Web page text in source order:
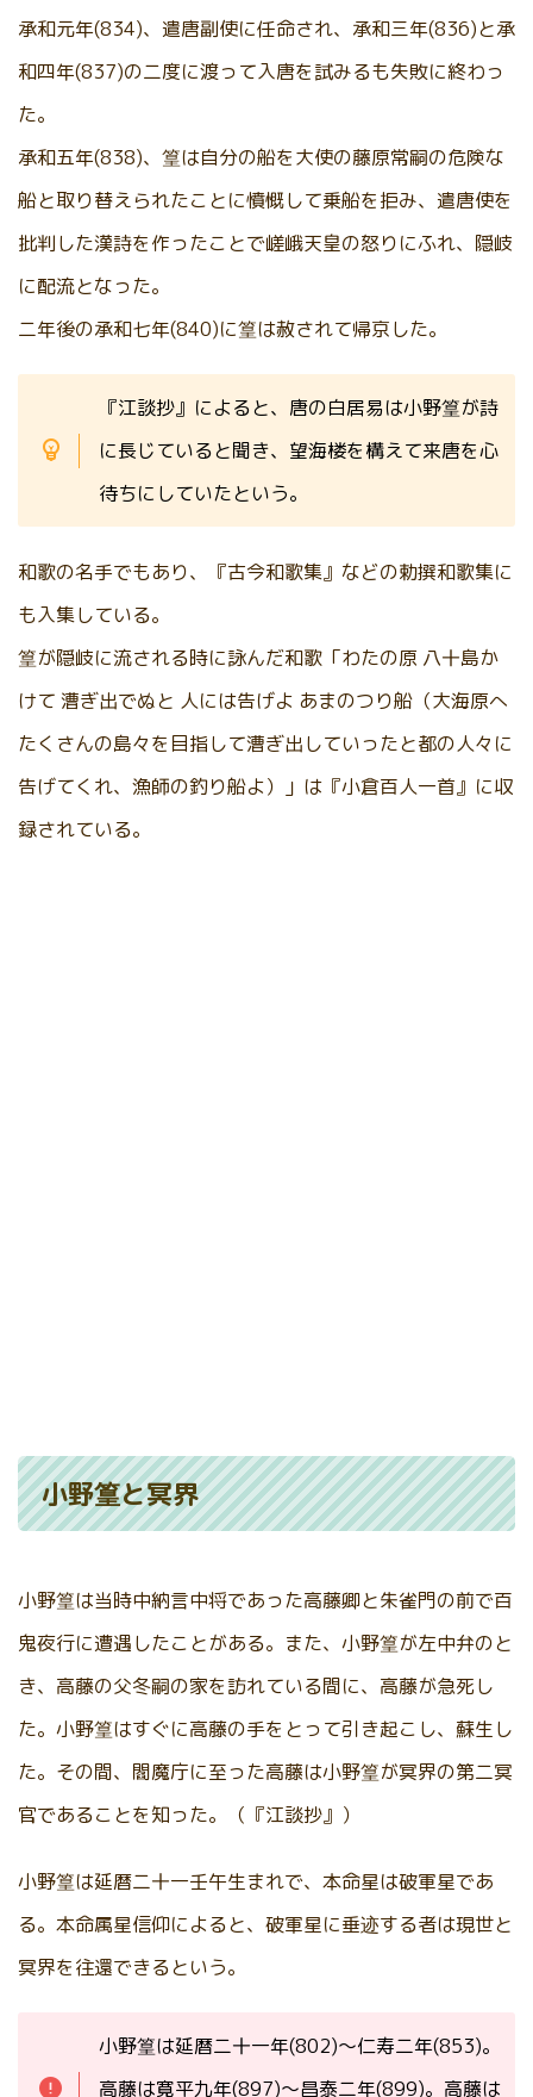
承和元年(834)、遣唐副使に任命され、承和三年(836)と承
和四年(837)の二度に渡って入唐を試みるも失敗に終わっ
た。
承和五年(838)、篁は自分の船を大使の藤原常嗣の危険な
船と取り替えられたことに憤慨して乗船を拒み、遣唐使を
批判した漢詩を作ったことで嵯峨天皇の怒りにふれ、隠岐
に配流となった。
二年後の承和七年(840)に篁は赦されて帰京した。
『江談抄』によると、唐の白居易は小野篁が詩
に長じていると聞き、望海楼を構えて来唐を心
待ちにしていたという。
和歌の名手でもあり、『古今和歌集』などの勅撰和歌集に
も入集している。
篁が隠岐に流される時に詠んだ和歌「わたの原 八十島か
けて 漕ぎ出でぬと 人には告げよ あまのつり船（大海原へ
たくさんの島々を目指して漕ぎ出していったと都の人々に
告げてくれ、漁師の釣り船よ）」は『小倉百人一首』に収
録されている。
小野篁と冥界
小野篁は当時中納言中将であった高藤卿と朱雀門の前で百
鬼夜行に遭遇したことがある。また、小野篁が左中弁のと
き、高藤の父冬嗣の家を訪れている間に、高藤が急死し
た。小野篁はすぐに高藤の手をとって引き起こし、蘇生し
た。その間、閻魔庁に至った高藤は小野篁が冥界の第二冥
官であることを知った。（『江談抄』）
小野篁は延暦二十一壬午生まれで、本命星は破軍星であ
る。本命属星信仰によると、破軍星に垂迹する者は現世と
冥界を往還できるという。
小野篁は延暦二十一年(802)～仁寿二年(853)。
高藤は寛平九年(897)～昌泰二年(899)。高藤は